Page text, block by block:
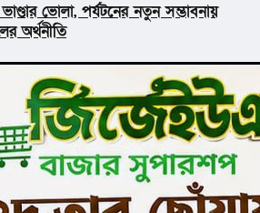
ভোলা, পর্যটনের নতুন সম্ভাবনায়
অর্থনীতি